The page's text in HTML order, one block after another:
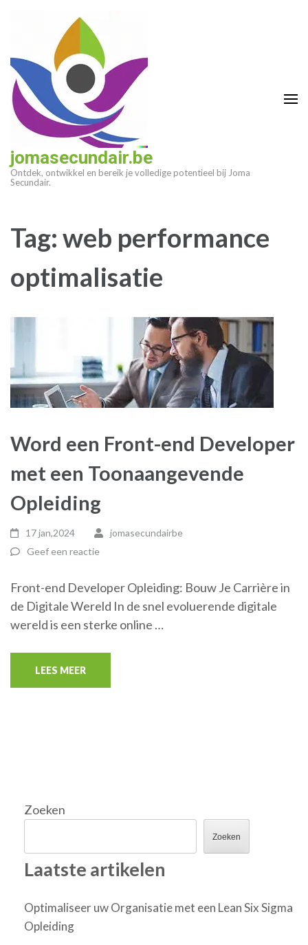
(druk
enter)
jomasecundair.be
Ontdek, ontwikkel en bereik je volledige potentieel bij Joma
Secundair.
Tag:web performance
optimalisatie
Word een Front-end Developer
met een Toonaangevende
Opleiding
17 jan,2024
jomasecundairbe
Geef een reactie
Front-end Developer Opleiding: Bouw Je Carrière in
de Digitale Wereld In de snel evoluerende digitale
wereld is een sterke online …
LEES MEER
Zoeken
Zoeken
Laatste artikelen
Optimaliseer uw Organisatie met een Lean Six Sigma
Opleiding